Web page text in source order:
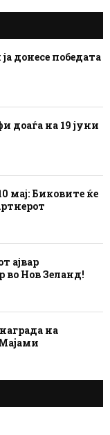
донесе победата
доаѓа на 19 јуни
мај: Биковите ќе
ајвар
во Нов Зеланд!
на